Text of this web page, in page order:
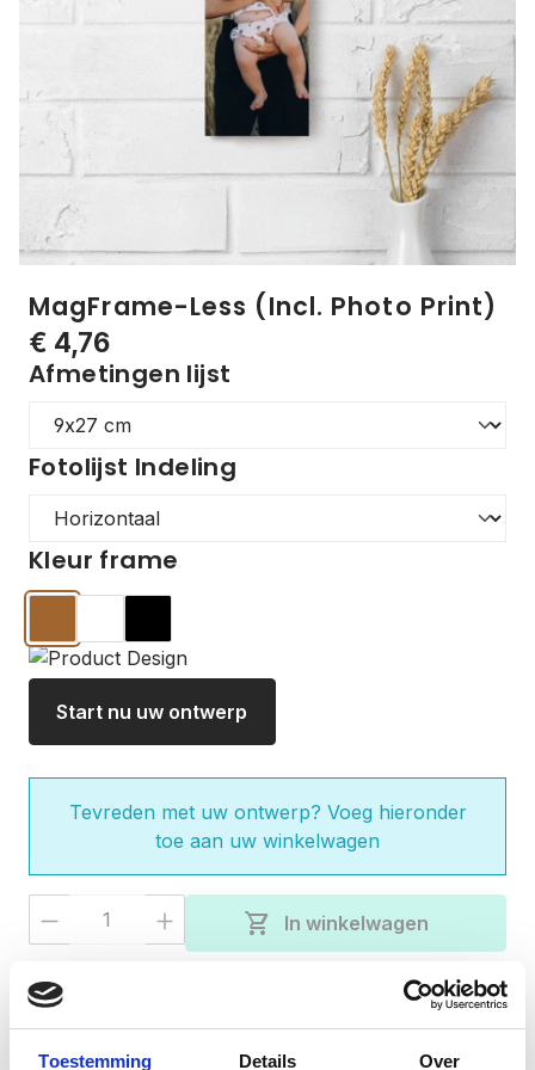
Toestemming Details Over
MagFrame-Less (Incl. Photo Print)
€ 4,76
Afmetingen lijst
Fotolijst Indeling
Kleur frame
Start nu uw ontwerp
Tevreden met uw ontwerp? Voeg hieronder
toe aan uw winkelwagen
Producthoeveelheid: Voer de
shopping_cart In winkelwagen
check
check